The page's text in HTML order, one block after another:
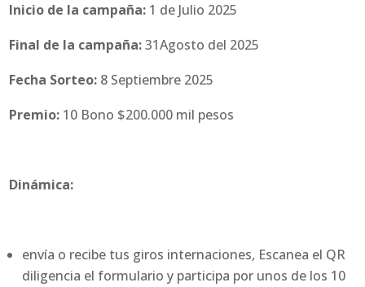
Inicio de la campaña: 1 de Julio 2025
Final de la campaña:31Agosto del 2025
Fecha Sorteo: 8 Septiembre 2025
Premio: 10 Bono $200.000 mil pesos
Dinámica:
envía o recibe tus giros internaciones, Escanea el QR
diligencia el formulario y participa por unos de los 10